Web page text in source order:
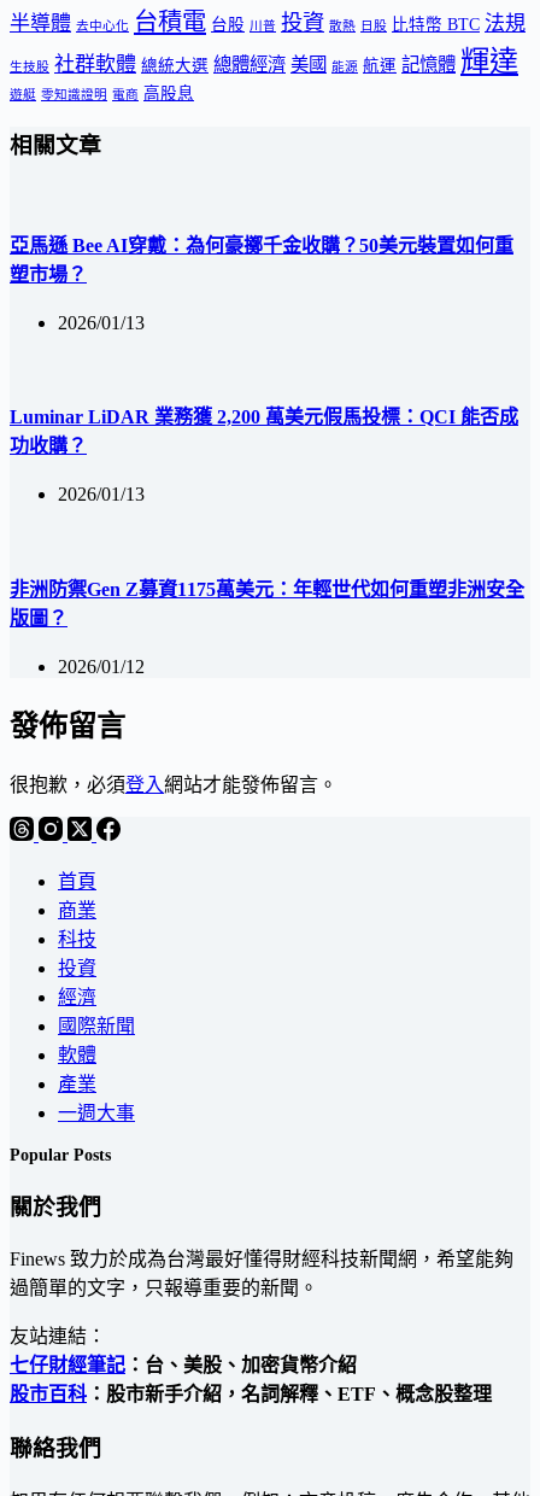
半導體 去中心化 台積電 台股 川普 投資 散熱 日股 比特幣 BTC 法規
生技股 社群軟體 總統大選 總體經濟 美國 能源 航運 記憶體 輝達
遊艇 零知識證明 電商 高股息
相關文章
亞馬遜 Bee AI穿戴：為何豪擲千金收購？50美元裝置如何重
塑市場？
2026/01/13
Luminar LiDAR 業務獲 2,200 萬美元假馬投標：QCI 能否成
功收購？
2026/01/13
非洲防禦Gen Z募資1175萬美元：年輕世代如何重塑非洲安全
版圖？
2026/01/12
發佈留言
很抱歉，必須登入網站才能發佈留言。
首頁
商業
科技
投資
經濟
國際新聞
軟體
產業
一週大事
Popular Posts
關於我們
Finews 致力於成為台灣最好懂得財經科技新聞網，希望能夠
過簡單的文字，只報導重要的新聞。
友站連結：
七仔財經筆記 ：台、美股、加密貨幣介紹
股市百科 ：股市新手介紹，名詞解釋、ETF、概念股整理
聯絡我們